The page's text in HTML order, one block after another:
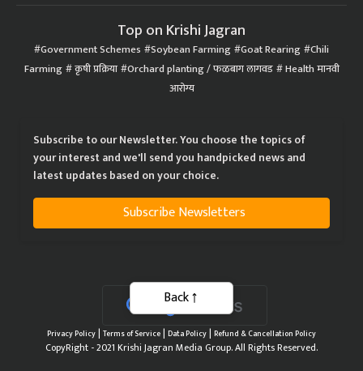
Top on Krishi Jagran
Government Schemes Soybean Farming Goat Rearing Chili
Farming कृषी प्रक्रिया Orchard planting / फळबाग लागवड Health मानवी
आरोग्य
Subscribe to our Newsletter. You choose the topics of
your interest and we'll send you handpicked news and
latest updates based on your choice.
Subscribe Newsletters
Privacy Policy| Terms of Service| Data Policy| Refund & Cancellation Policy
CopyRight - 2021 Krishi Jagran Media Group. All Rights Reserved.
Back